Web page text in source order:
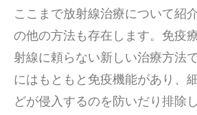
ここまで放射線治療について紹
の他の方法も存在します。免疫
射線に頼らない新しい治療方法
にはもともと免疫機能があり、
どが侵入するのを防いだり排除